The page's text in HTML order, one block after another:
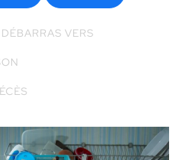
VERS